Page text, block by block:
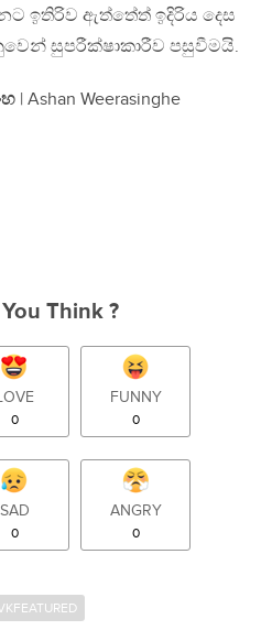
ඉතිරිව ඇත්තේත් ඉදිරිය දෙස
සුපරීක්ෂාකාරීව පසුවීමයි.
| Ashan Weerasinghe
Think ?
0
FUNNY
0
SAD
0
ANGRY
0